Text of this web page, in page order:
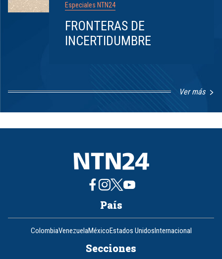
Especiales NTN24
FRONTERAS DE
INCERTIDUMBRE
Ver más
8
País
ColombiaVenezuelaMéxicoEstados UnidosInternacional
Secciones